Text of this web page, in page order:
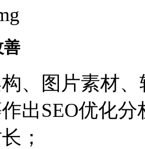
善
、图片素材
出SEO优化
；